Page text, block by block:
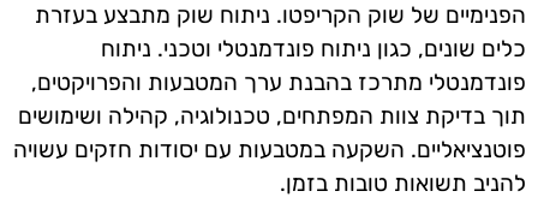
הפנימיים של שוק הקריפטו. ניתוח שוק מתבצע בעזרת
כלים שונים, כגון ניתוח פונדמנטלי וטכני. ניתוח
פונדמנטלי מתרכז בהבנת ערך המטבעות והפרויקטים,
תוך בדיקת צוות המפתחים, טכנולוגיה, קהילה ושימושים
פוטנציאליים. השקעה במטבעות עם יסודות חזקים עשויה
להניב תשואות טובות בזמן.